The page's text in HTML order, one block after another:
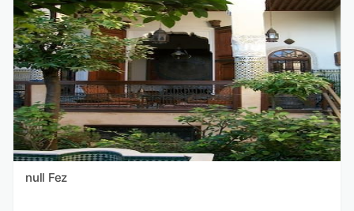
null Fez